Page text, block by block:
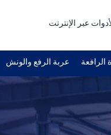
عبر الإنترنت
عربة الرفع والونش الرافعة